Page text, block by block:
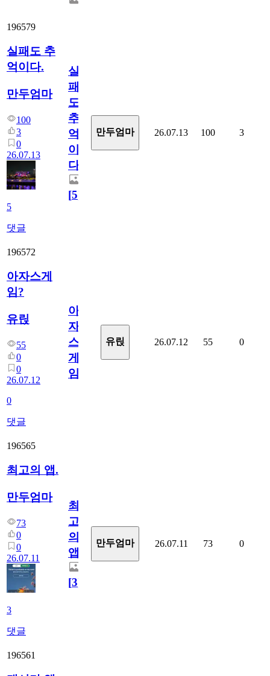
196579
실패도 추
억이다.
만두엄마
100
3
0
26.07.13
5
댓글
실
패
도
추
억
이
다.
[5]
만두엄마 26.07.13 100 3
196572
아자스게
임?
유릱
55
0
0
26.07.12
0
댓글
아
자
스
게
임?
유릱 26.07.12 55 0
196565
최고의 앱.
만두엄마
73
0
0
26.07.11
3
댓글
최
고
의
앱.
[3]
만두엄마 26.07.11 73 0
196561